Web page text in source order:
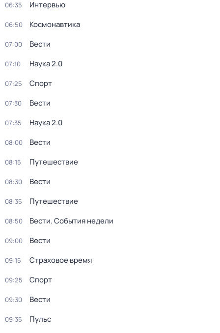
06:35 Интервью
06:50 Космонавтика
07:00 Вести
07:10 Наука 2.0
07:25 Спорт
07:30 Вести
07:35 Наука 2.0
08:00 Вести
08:15 Путешествие
08:30 Вести
08:35 Путешествие
08:50 Вести. События недели
09:00 Вести
09:15 Страховое время
09:25 Спорт
09:30 Вести
09:35 Пульс